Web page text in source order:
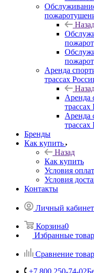
Аренда
трассах
Аренда
трассах
Аренда
трассах
Бренды
Как купить
Назад
Как купить
Условия
Условия
Контакты
Личный кабинет
Корзина0
Избранные
Сравнение
+7 800 250-74-02